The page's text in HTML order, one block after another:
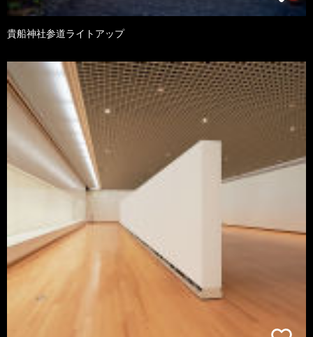
貴船神社参道ライトアップ